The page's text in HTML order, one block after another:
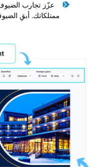
عزّز تجارب الضيوف
ممتلكاتك. أبقِ